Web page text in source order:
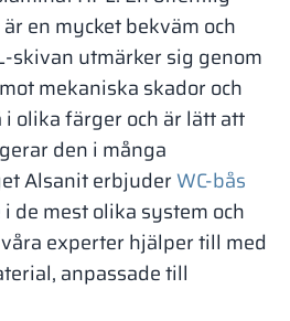
en mycket bekväm och
skivan utmärker sig genom
mekaniska skador och
olika färger och är lätt att
den i många
Alsanit erbjuderWC-bås
i de mest olika system och
experter hjälper till med
anpassade till